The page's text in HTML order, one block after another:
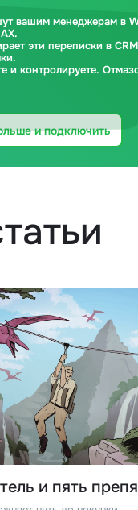
вашим менеджерам в
эти переписки в
и контролируете.
и подключить
и пять